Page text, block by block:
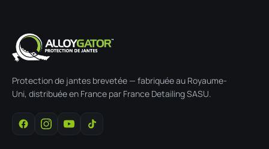
Protection de jantes brevetée — fabriquée au Royaume-
Uni, distribuée en France par France Detailing SASU.